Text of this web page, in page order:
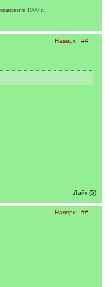
1900 г.
Наверх ##
Лайк (5)
Наверх ##